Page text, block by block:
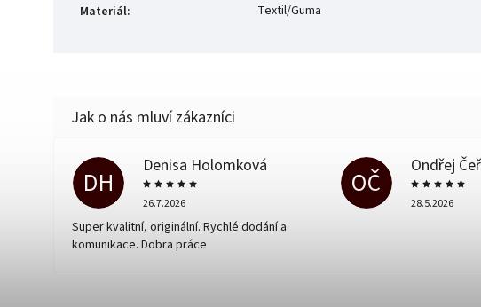
Materiál: Textil/Guma
DH
Denisa Holomková
26.7.2026
Super kvalitní, originální. Rychlé dodání a
komunikace. Dobra práce
OČ
Ondřej
28.5.2026